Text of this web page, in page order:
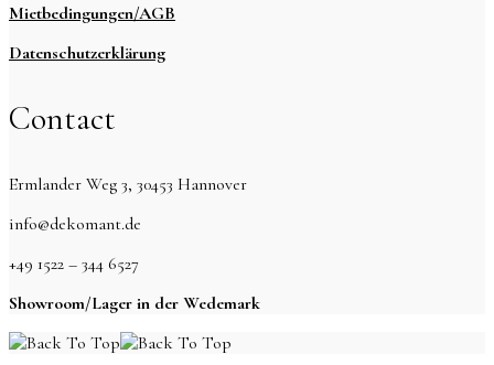
Mietbedingungen/AGB
Datenschutzerklärung
Contact
Ermlander Weg 3, 30453 Hannover
info@dekomant.de
+49 1522 – 344 6527
Showroom/Lager in der Wedemark